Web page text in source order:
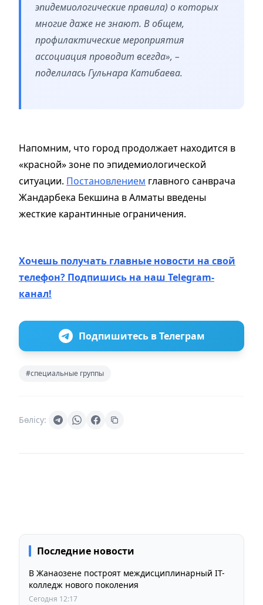
эпидемиологические правила) о которых
многие даже не знают. В общем,
профилактические мероприятия
ассоциация проводит всегда», –
поделилась Гульнара Катибаева.
Напомним, что город продолжает находится в
«красной» зоне по эпидемиологической
ситуации. Постановлением главного санврача
Жандарбека Бекшина в Алматы введены
жесткие карантинные ограничения.
Хочешь получать главные новости на свой
телефон? Подпишись на наш Telegram-
канал!
Подпишитесь в Телеграм
#специальные группы
Бөлісу:
Последние новости
В Жанаозене построят междисциплинарный IT-
колледж нового поколения
Сегодня 12:17